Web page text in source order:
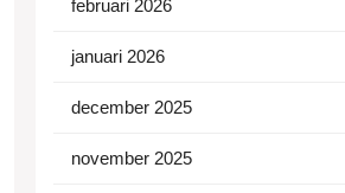
februari 2026
januari 2026
december 2025
november 2025